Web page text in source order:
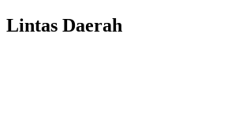
Lintas Daerah